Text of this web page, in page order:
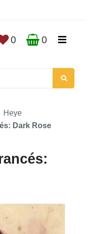
0 0
Heye
Dark Rose